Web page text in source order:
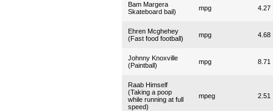
Bam Margera
Skateboard bail)
mpg 4.27
Ehren Mcghehey
(Fast food football)
mpg 4.68
Johnny Knoxville
(Paintball)
mpg 8.71
Raab Himself
(Taking a poop
while running at full
speed)
mpeg 2.51